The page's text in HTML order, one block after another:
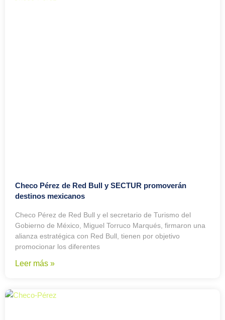
Checo Pérez de Red Bull y SECTUR promoverán
destinos mexicanos
Checo Pérez de Red Bull y el secretario de Turismo del
Gobierno de México, Miguel Torruco Marqués, firmaron una
alianza estratégica con Red Bull, tienen por objetivo
promocionar los diferentes
Leer más »